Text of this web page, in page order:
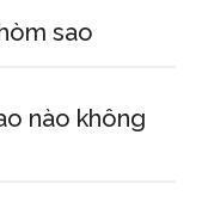
sao
nào không